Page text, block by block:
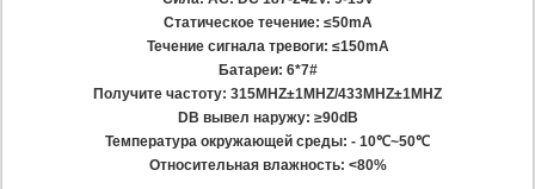
Статическое течение: ≤50mA
Течение сигнала тревоги: ≤150mA
Батареи: 6*7#
Получите частоту: 315MHZ±1MHZ/433MHZ±1MHZ
DB вывел наружу: ≥90dB
Температура окружающей среды: - 10℃~50℃
Относительная влажность: <80%